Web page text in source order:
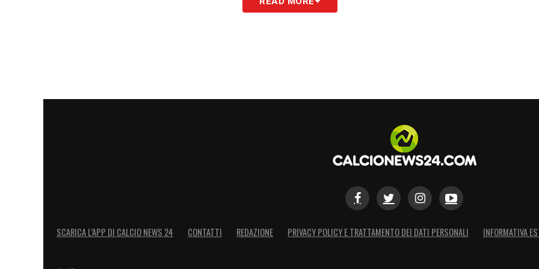
SI DIVERTIREBBE NELLA ROMA DI GASPERINI–«Non mi diverte come giocano, tante
Spalletti è la miglior Juve degli ultimi anni, sta andando forte e vista la partenza con
centravanti a cui appoggiarsi per sviluppare il gioco offensivo. David e Openda hanno
SCARICA L’APP DI CALCIO NEWS 24 CONTATTI REDAZIONE PRIVACY POLICY E TRATTAMENTO DEI DATI PERSONALI INFORMATIVA